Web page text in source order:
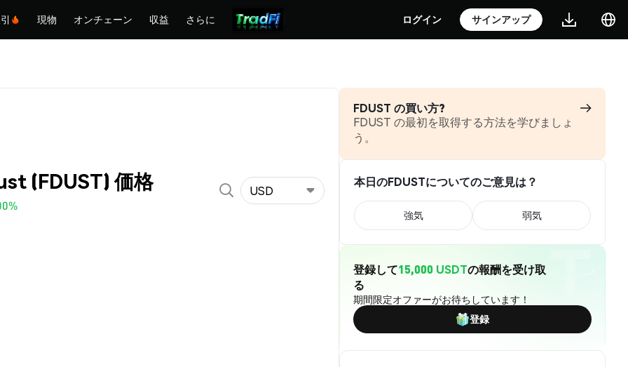
現物 オンチェーン 収益 さらに ログイン サインアップ
(FDUST) 価格 USD
FDUST の買い方?
FDUST の最初を取得する方法を学びましょ
う。
本日のFDUSTについてのご意見は？
強気 弱気
登録して15,000 USDTの報酬を受け取
る
期間限定オファーがお待ちしています！
登録